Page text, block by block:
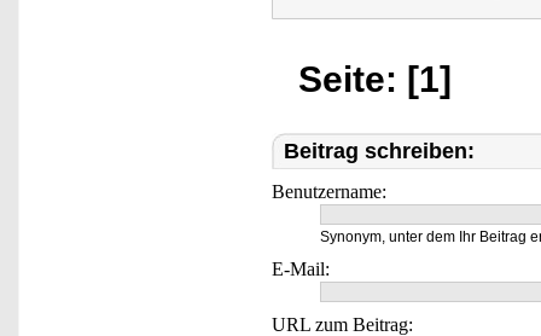
Seite: [1]
Beitrag schreiben:
Benutzername:
Synonym, unter dem Ihr Beitrag
E-Mail:
URL zum Beitrag: